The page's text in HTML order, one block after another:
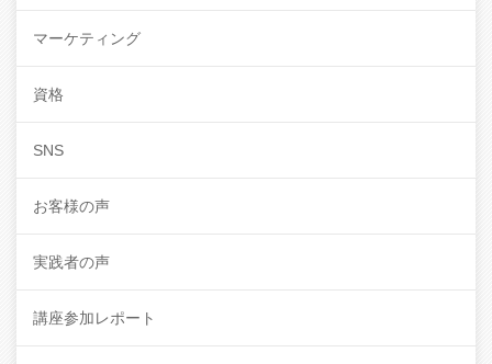
マーケティング
資格
SNS
お客様の声
実践者の声
講座参加レポート